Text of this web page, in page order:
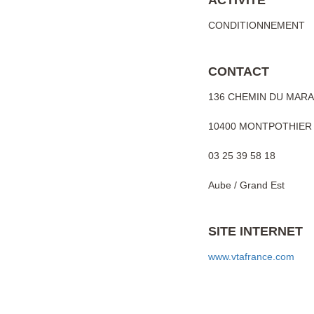
CONDITIONNEMENT
CONTACT
136 CHEMIN DU
10400 MONTPOTHIER
03 25 39 58 18
Aube / Grand Est
SITE INTERNET
www.vtafrance.com